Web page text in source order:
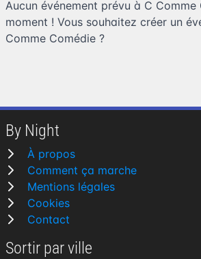
Aucun événement prévu à C
moment ! Vous souhaitez créer un
Comme Comédie ?
By Night
À propos
Comment ça marche
Mentions légales
Cookies
Contact
Sortir par ville